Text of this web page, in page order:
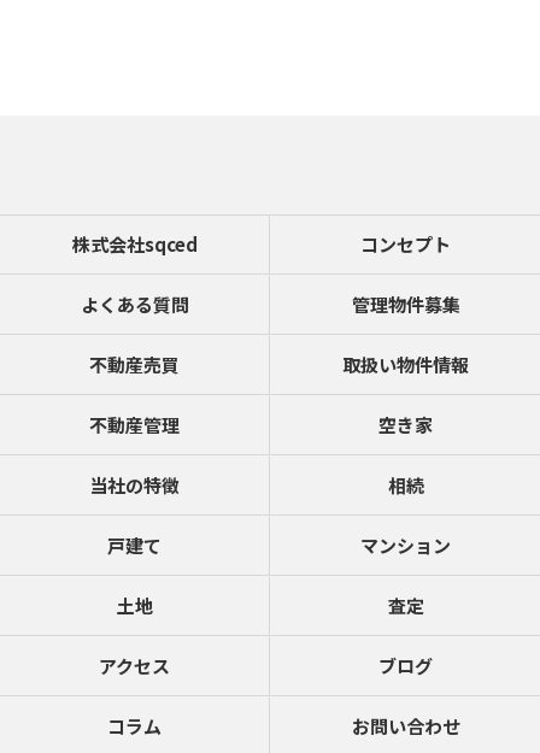
株式会社sqced コンセプト
よくある質問 管理物件募集
不動産売買 取扱い物件情報
不動産管理 空き家
当社の特徴 相続
戸建て マンション
土地 査定
アクセス ブログ
コラム お問い合わせ